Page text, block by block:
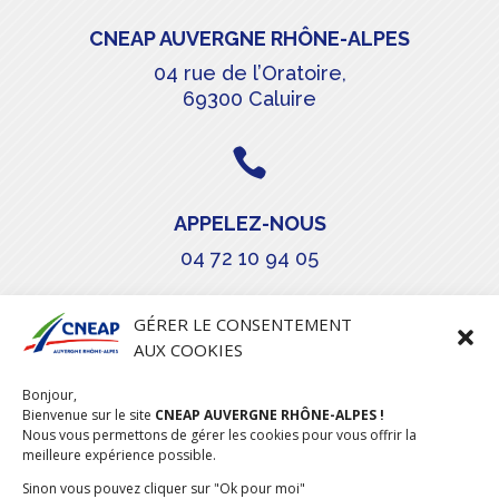
GÉRER LE CONSENTEMENT
AUX COOKIES
Bonjour,
Bienvenue sur le site CNEAP AUVERGNE RHÔNE-ALPES !
Nous vous permettons de gérer les cookies pour vous offrir la
meilleure expérience possible.
Sinon vous pouvez cliquer sur "Ok pour moi"
CNEAP AUVERGNE RHÔNE-ALPES
04 rue de l’Oratoire,
69300 Caluire

APPELEZ-NOUS
04 72 10 94 05

stephanie.maillot@cneap.fr